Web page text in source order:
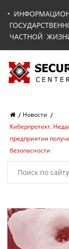
•
ЧАСТНОЙ
Новости
Киберпротект.
предприятия
безопасности